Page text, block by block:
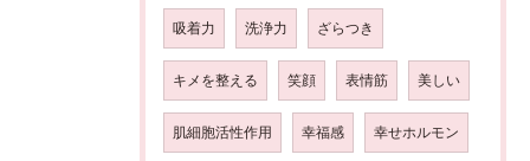
吸着力 洗浄力 ざらつき
キメを整える 笑顔 表情筋 美しい
肌細胞活性作用 幸福感 幸せホルモン